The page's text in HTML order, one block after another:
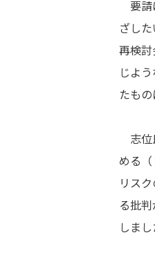
要請
ざし
再検
じよ
たも
志位
める
リス
る批
しまし